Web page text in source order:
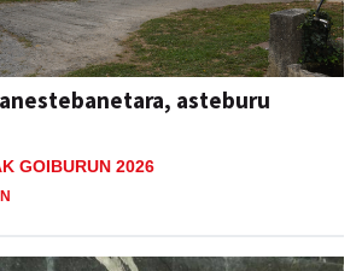
asteburu
GOIBURUN 2026